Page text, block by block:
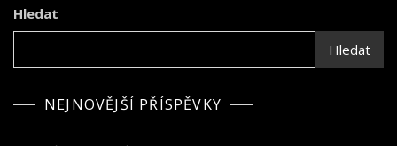
Hledat
Hledat
NEJNOVĚJŠÍ PŘÍSPĚVKY